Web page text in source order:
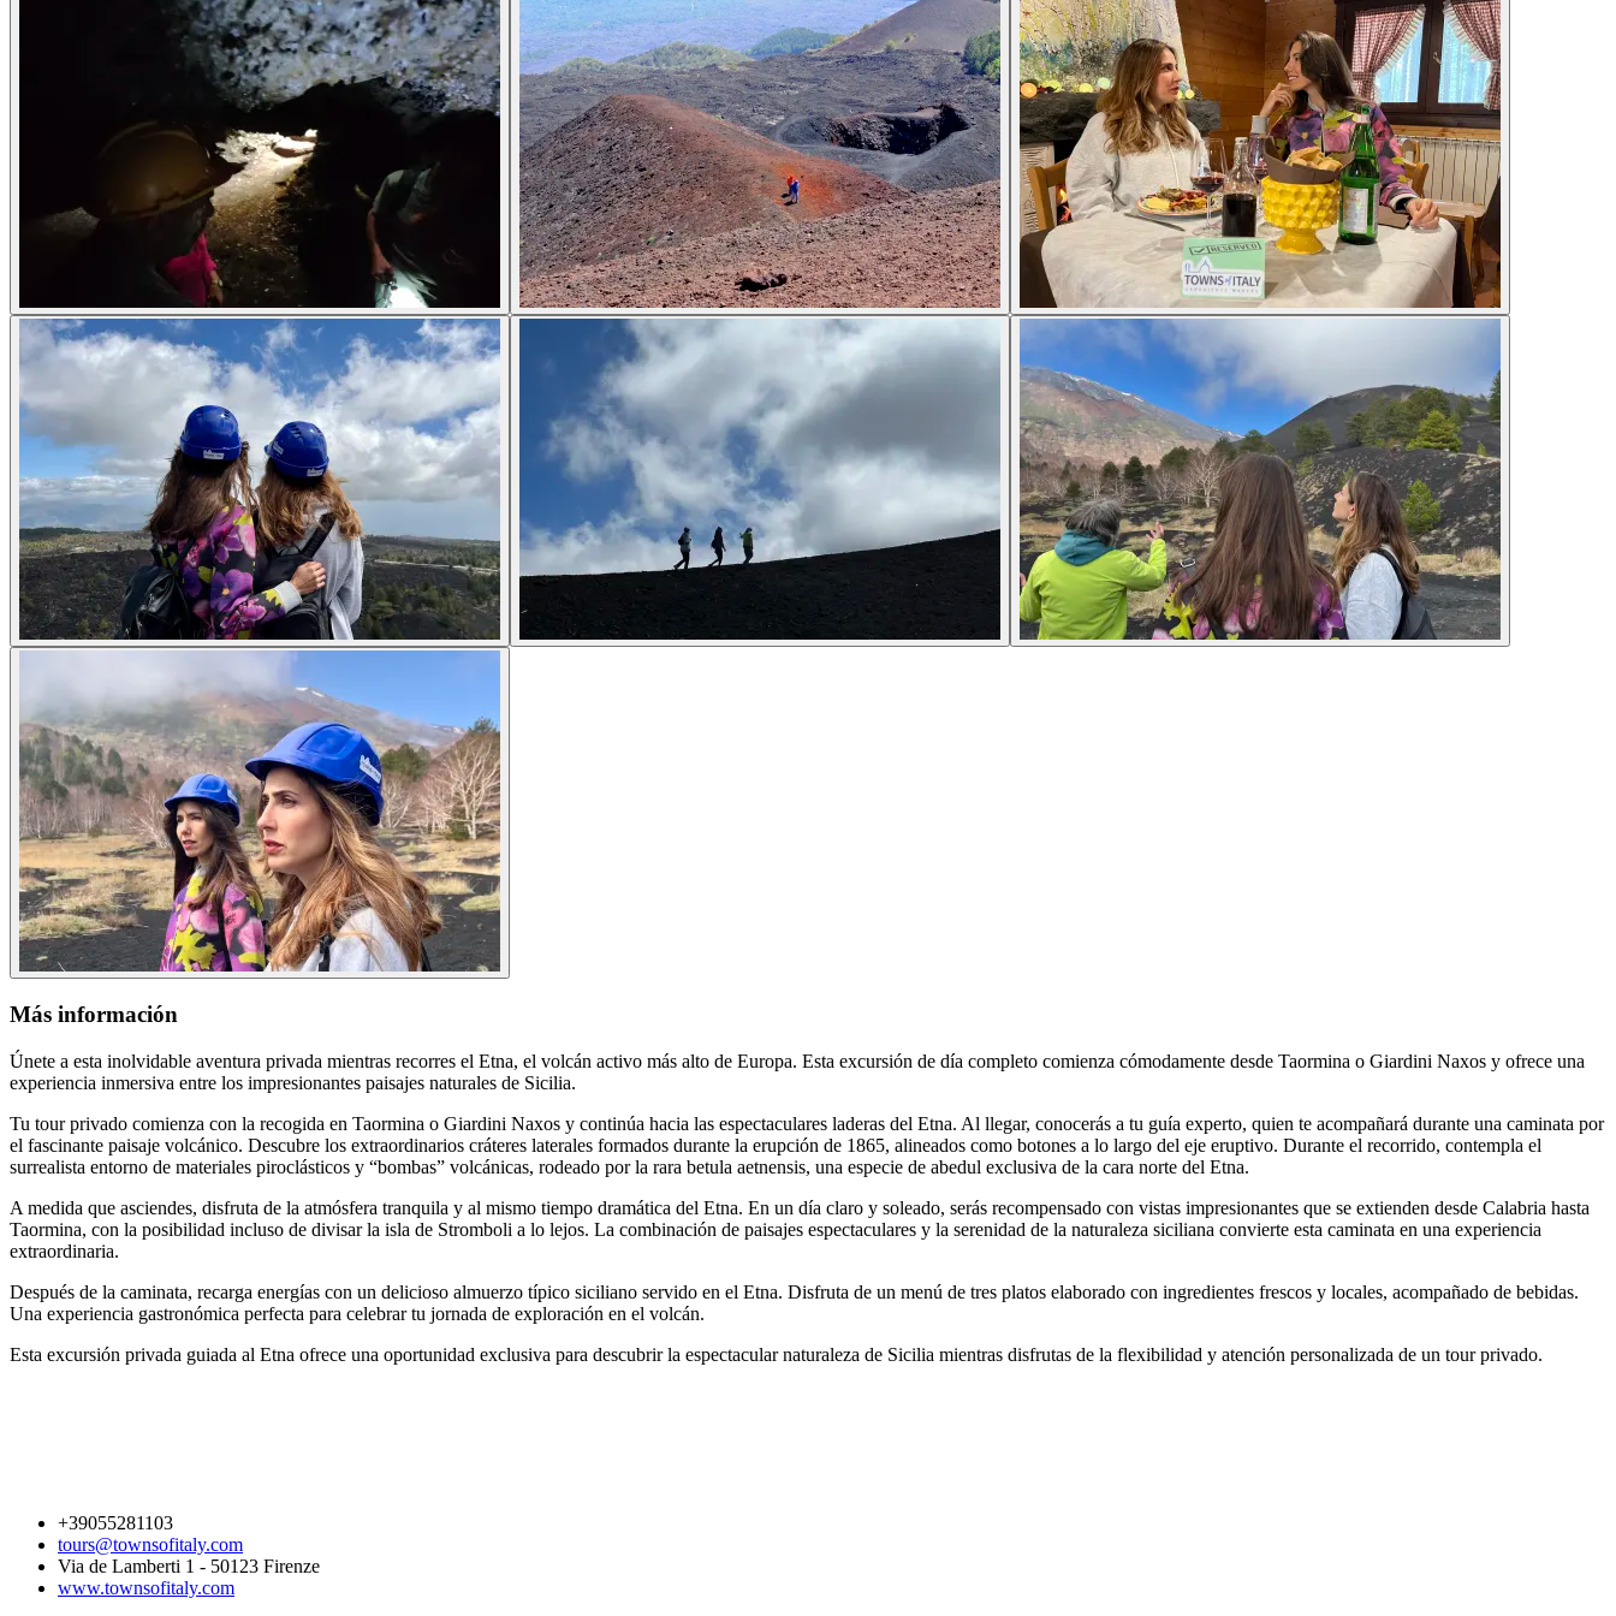
Más información
Únete a esta inolvidable aventura privada mientras recorres el Etna, el volcán activo más alto de Europa. Esta excursión de día completo comienza cómodamente desde Taormina o Giardini Naxos y ofrece una
experiencia inmersiva entre los impresionantes paisajes naturales de Sicilia.
Tu tour privado comienza con la recogida en Taormina o Giardini Naxos y continúa hacia las espectaculares laderas del Etna. Al llegar, conocerás a tu guía experto, quien te acompañará durante una caminata por
el fascinante paisaje volcánico. Descubre los extraordinarios cráteres laterales formados durante la erupción de 1865, alineados como botones a lo largo del eje eruptivo. Durante el recorrido, contempla el
surrealista entorno de materiales piroclásticos y “bombas” volcánicas, rodeado por la rara betula aetnensis, una especie de abedul exclusiva de la cara norte del Etna.
A medida que asciendes, disfruta de la atmósfera tranquila y al mismo tiempo dramática del Etna. En un día claro y soleado, serás recompensado con vistas impresionantes que se extienden desde Calabria hasta
Taormina, con la posibilidad incluso de divisar la isla de Stromboli a lo lejos. La combinación de paisajes espectaculares y la serenidad de la naturaleza siciliana convierte esta caminata en una experiencia
extraordinaria.
Después de la caminata, recarga energías con un delicioso almuerzo típico siciliano servido en el Etna. Disfruta de un menú de tres platos elaborado con ingredientes frescos y locales, acompañado de bebidas.
Una experiencia gastronómica perfecta para celebrar tu jornada de exploración en el volcán.
Esta excursión privada guiada al Etna ofrece una oportunidad exclusiva para descubrir la espectacular naturaleza de Sicilia mientras disfrutas de la flexibilidad y atención personalizada de un tour privado.
+39055281103
tours@townsofitaly.com
Via de Lamberti 1 - 50123 Firenze
www.townsofitaly.com